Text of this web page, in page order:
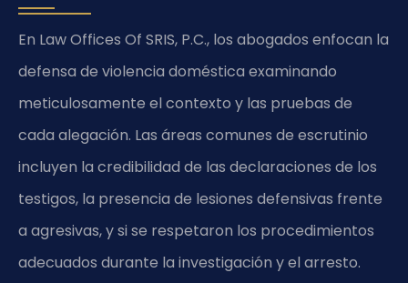
En Law Offices Of SRIS, P.C., los abogados enfocan la
defensa de violencia doméstica examinando
meticulosamente el contexto y las pruebas de
cada alegación. Las áreas comunes de escrutinio
incluyen la credibilidad de las declaraciones de los
testigos, la presencia de lesiones defensivas frente
a agresivas, y si se respetaron los procedimientos
adecuados durante la investigación y el arresto.